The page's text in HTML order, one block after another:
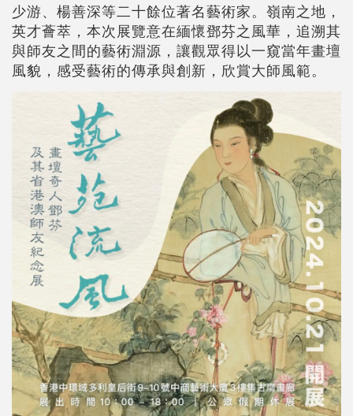
少游、楊善深等二十餘位著名藝術家。嶺南之地，
英才薈萃，本次展覽意在緬懷鄧芬之風華，追溯其
與師友之間的藝術淵源，讓觀眾得以一窺當年畫壇
風貌，感受藝術的傳承與創新，欣賞大師風範。